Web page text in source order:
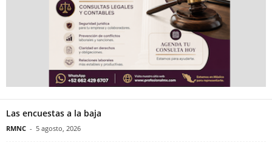
Las encuestas a la baja
RMNC - 5 agosto, 2026